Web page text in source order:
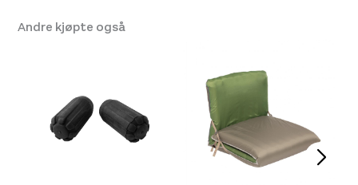
Andre kjøpte også